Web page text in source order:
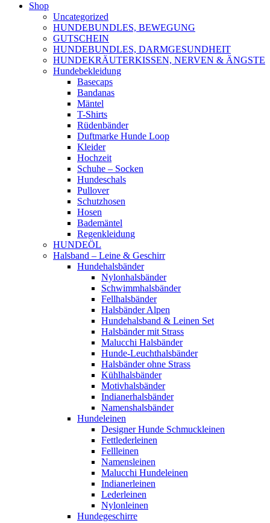
Shop
Uncategorized
HUNDEBUNDLES, BEWEGUNG
GUTSCHEIN
HUNDEBUNDLES, DARMGESUNDHEIT
HUNDEKRÄUTERKISSEN, NERVEN & ÄNGSTE
Hundebekleidung
Basecaps
Bandanas
Mäntel
T-Shirts
Rüdenbänder
Duftmarke Hunde Loop
Kleider
Hochzeit
Schuhe – Socken
Hundeschals
Pullover
Schutzhosen
Hosen
Bademäntel
Regenkleidung
HUNDEÖL
Halsband – Leine & Geschirr
Hundehalsbänder
Nylonhalsbänder
Schwimmhalsbänder
Fellhalsbänder
Halsbänder Alpen
Hundehalsband & Leinen Set
Halsbänder mit Strass
Malucchi Halsbänder
Hunde-Leuchthalsbänder
Halsbänder ohne Strass
Kühlhalsbänder
Motivhalsbänder
Indianerhalsbänder
Namenshalsbänder
Hundeleinen
Designer Hunde Schmuckleinen
Fettlederleinen
Fellleinen
Namensleinen
Malucchi Hundeleinen
Indianerleinen
Lederleinen
Nylonleinen
Hundegeschirre